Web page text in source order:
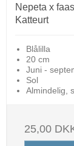
Nepeta x
Katteurt
Blålilla
20 cm
Juni -
Sol
Almindelig,
25,00